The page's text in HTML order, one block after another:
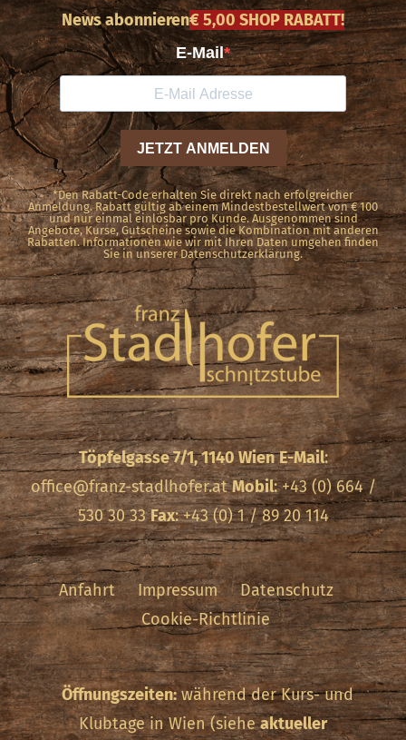
News abonnieren€ 5,00 SHOP RABATT!
*Den Rabatt-Code erhalten Sie direkt nach erfolgreicher
Anmeldung. Rabatt gültig ab einem Mindestbestellwert von € 100
und nur einmal einlösbar pro Kunde. Ausgenommen sind
Angebote, Kurse, Gutscheine sowie die Kombination mit anderen
Rabatten. Informationen wie wir mit Ihren Daten umgehen finden
Sie in unserer Datenschutzerklärung.
Töpfelgasse 7/1, 1140 Wien E-Mail:
office@franz-stadlhofer.at Mobil: +43 (0) 664 /
530 30 33Fax: +43 (0) 1 / 89 20 114
Anfahrt Impressum
Datenschutz
Cookie-Richtlinie
Öffnungszeiten:während der Kurs- und
Klubtage in Wien (sieheaktueller